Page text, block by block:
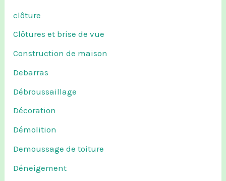
clôture
Clôtures et brise de vue
Construction de maison
Debarras
Débroussaillage
Décoration
Démolition
Demoussage de toiture
Déneigement